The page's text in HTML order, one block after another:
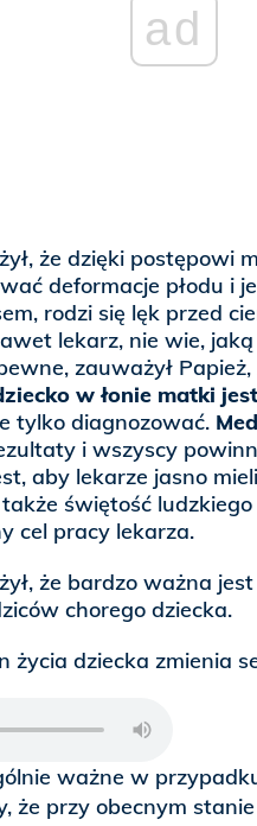
ad
że dzięki postępowi
deformacje płodu i
rodzi się lęk przed
lekarz, nie wie,
zauważył Papież,
w łonie matki
tylko diagnozować.
i wszyscy
aby lekarze jasno
świętość
cel pracy lekarza.
że bardzo ważna
chorego dziecka.
życia dziecka zmienia
ważne w
że przy obecnym